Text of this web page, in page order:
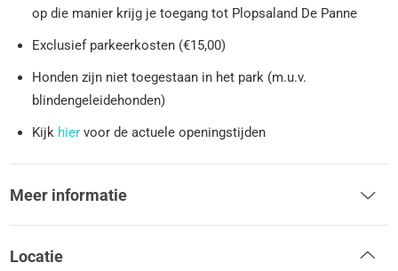
op die manier krijg je toegang tot Plopsaland De Panne
Exclusief parkeerkosten (€15,00)
Honden zijn niet toegestaan in het park (m.u.v.
blindengeleidehonden)
Kijk hier voor de actuele openingstijden
Meer informatie
Locatie